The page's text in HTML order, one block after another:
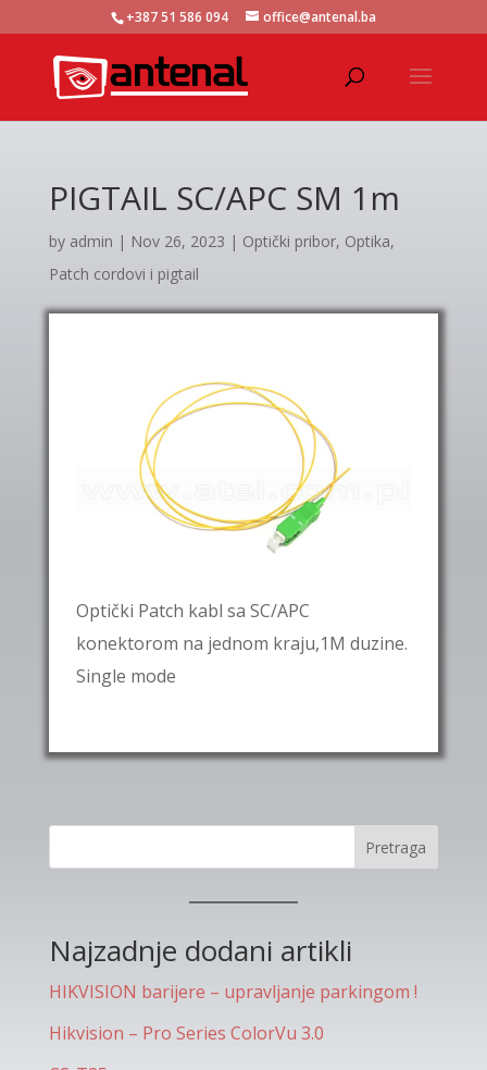
+387 51 586 094 office@antenal.ba
PIGTAIL SC/APC SM 1m
by admin | Nov 26, 2023 | Optički pribor, Optika,
Patch cordovi i pigtail
Optički Patch kabl sa SC/APC
konektorom na jednom kraju,1M duzine.
Single mode
Pretraga
Najzadnje dodani artikli
HIKVISION barijere – upravljanje parkingom !
Hikvision – Pro Series ColorVu 3.0